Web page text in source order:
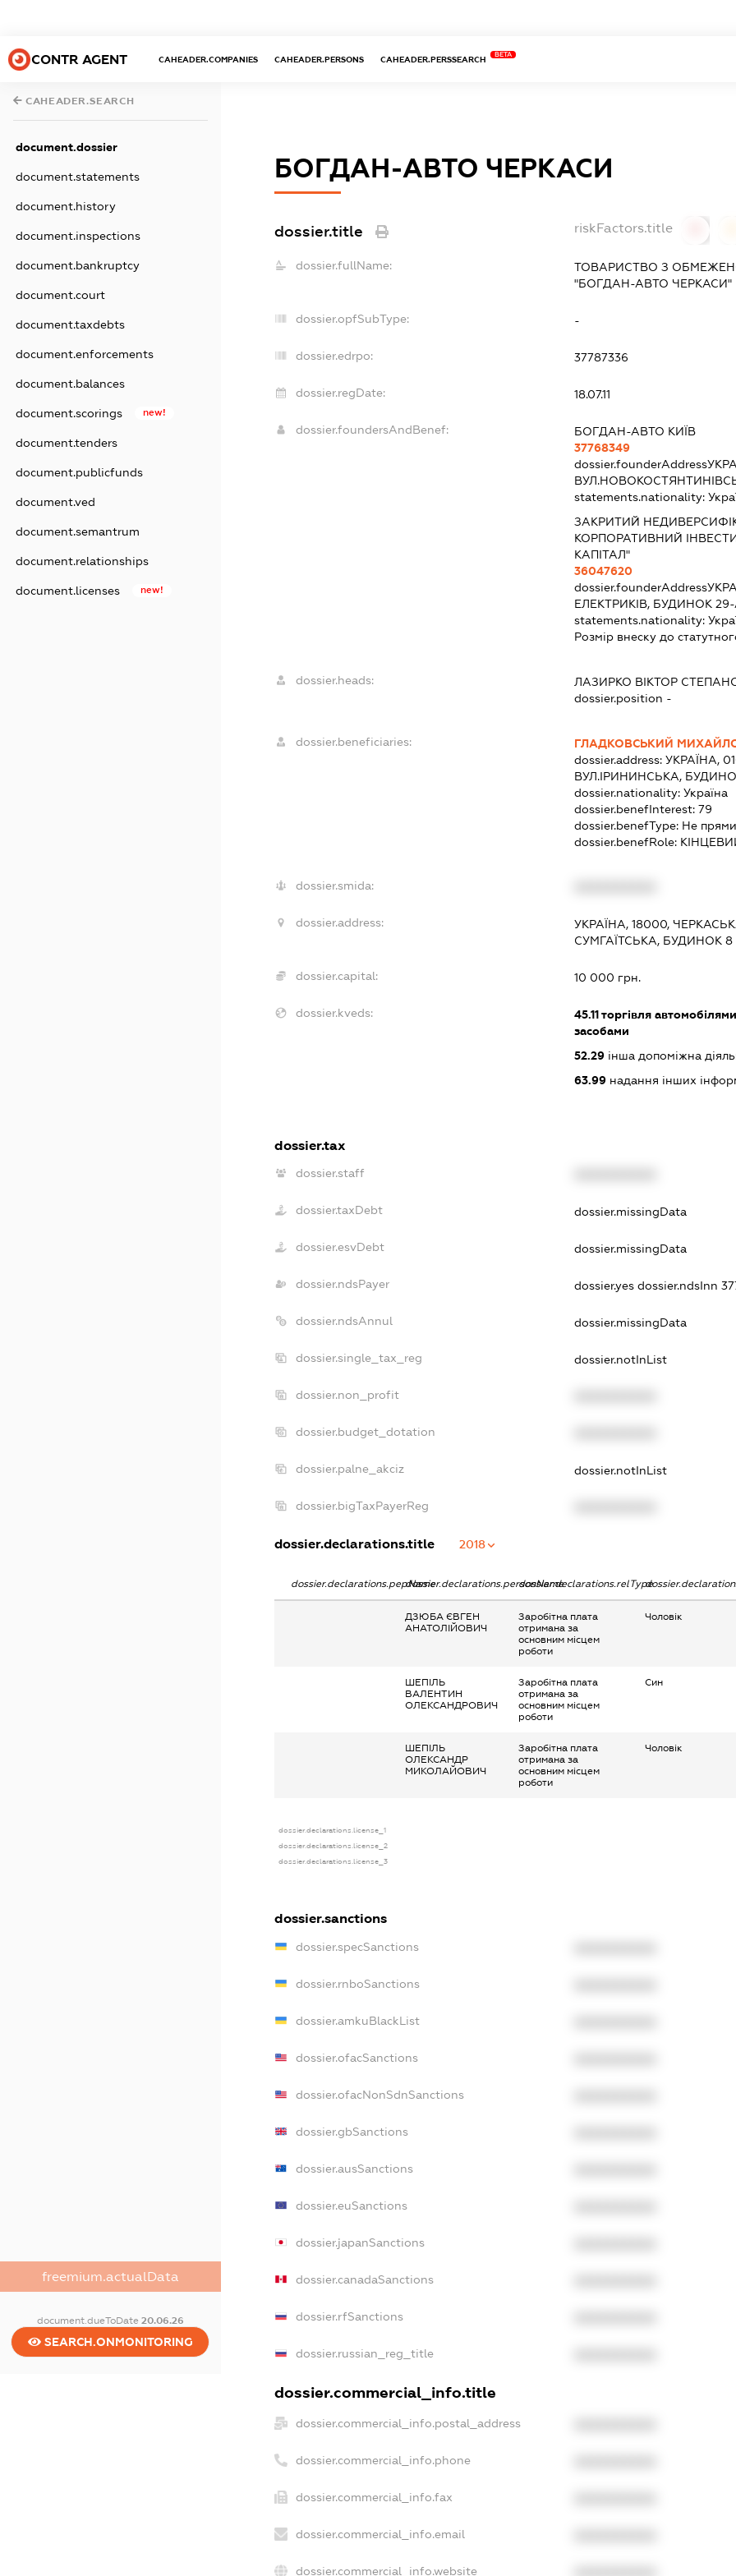
CONTR AGENT CAHEADER.COMPANIES CAHEADER.PERSONS CAHEADER.PERSSEARCH
BETA
CAHEADER.SEARCH
document.dossier
document.statements
document.history
document.inspections
document.bankruptcy
document.court
document.taxdebts
document.enforcements
document.balances
document.scorings new!
document.tenders
document.publicfunds
document.ved
document.semantrum
document.relationships
document.licenses new!
freemium.actualData
document.dueToDate 20.06.26
SEARCH.ONMONITORING
БОГДАН-АВТО ЧЕРКАСИ
dossier.title riskFactors.title
dossier.fullName:
ТОВАРИСТВО З
"БОГДАН-АВТО ЧЕРКАСИ"
dossier.opfSubType: -
dossier.edrpo: 37787336
dossier.regDate: 18.07.11
dossier.foundersAndBenef:
БОГДАН-АВТО КИЇВ
37768349
dossier.founderAddress
statements.nationality:
ЗАКРИТИЙ
КОРПОРАТИВНИЙ
КАПІТАЛ"
36047620
dossier.founderAddress
ЕЛЕКТРИКІВ, БУДИНОК
statements.nationality:
Розмір внеску до
dossier.heads: ЛАЗИРКО ВІКТОР
dossier.position -
dossier.beneficiaries:
ГЛАДКОВСЬКИЙ
dossier.address: УКРАЇНА,
ВУЛ.ІРИНИНСЬКА,
dossier.nationality: Україна
dossier.benefInterest: 79
dossier.benefType: Не
dossier.benefRole:
dossier.smida:
dossier.address:
УКРАЇНА, 18000,
СУМГАЇТСЬКА, БУДИНОК 8
dossier.capital: 10 000 грн.
dossier.kveds: 45.11торгівля
засобами
52.29інша допоміжна
63.99надання інших
dossier.tax
dossier.staff
dossier.taxDebt dossier.missingData
dossier.esvDebt dossier.missingData
dossier.ndsPayer dossier.yes dossier.ndsInn
dossier.ndsAnnul dossier.missingData
dossier.single_tax_reg dossier.notInList
dossier.non_profit
dossier.budget_dotation
dossier.palne_akciz dossier.notInList
dossier.bigTaxPayerReg
dossier.declarations.title 2018
dossier.declarations.pepNamedossier.declarations.personNamedossier.declarations.relType
ДЗЮБА ЄВГЕН
АНАТОЛІЙОВИЧ
Заробітна плата
отримана за
основним місцем
роботи
Чоловік
ШЕПІЛЬ
ВАЛЕНТИН
ОЛЕКСАНДРОВИЧ
Заробітна плата
отримана за
основним місцем
роботи
Син
ШЕПІЛЬ
ОЛЕКСАНДР
МИКОЛАЙОВИЧ
Заробітна плата
отримана за
основним місцем
роботи
Чоловік
dossier.declarations.license_1
dossier.declarations.license_2
dossier.declarations.license_3
dossier.sanctions
dossier.specSanctions
dossier.rnboSanctions
dossier.amkuBlackList
dossier.ofacSanctions
dossier.ofacNonSdnSanctions
dossier.gbSanctions
dossier.ausSanctions
dossier.euSanctions
dossier.japanSanctions
dossier.canadaSanctions
dossier.rfSanctions
dossier.russian_reg_title
dossier.commercial_info.title
dossier.commercial_info.postal_address
dossier.commercial_info.phone
dossier.commercial_info.fax
dossier.commercial_info.email
dossier.commercial_info.website